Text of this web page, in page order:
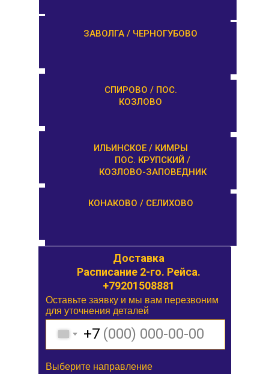
Оставьте заявку и мы вам перезвоним
для уточнения деталей
+7
Выберите направление
ЕМЕЛЬЯНОВО / СТАРИЦА
ТУРГИНОВО /
ЗАПОВЕДНИК
КАШИН / КАЛЯЗИН
ОРША / КУШАЛИНО
Доставка
Расписание 1-го. Рейса.
ЗАВОЛГА / ЧЕРНОГУБОВО
СПИРОВО / ПОС.
КОЗЛОВО
ИЛЬИНСКОЕ / КИМРЫ
КОНАКОВО / СЕЛИХОВО
Оставьте заявку и мы вам перезвоним
для уточнения деталей
+7
Выберите направление
Доставка
Расписание 2-го. Рейса.
+79201508881
ПОС. КРУПСКИЙ /
КОЗЛОВО-ЗАПОВЕДНИК